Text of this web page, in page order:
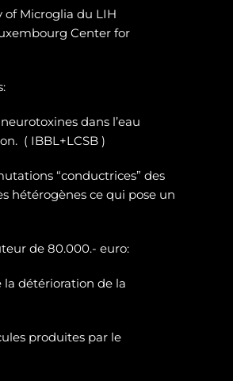
Microglia du LIH
Center for
dans l’eau
( IBBL+LCSB )
“conductrices” des
hétérogènes ce qui pose un
de 80.000.- euro:
détérioration de la
produites par le